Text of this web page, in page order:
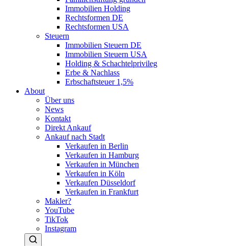
Immobilien Holding
Rechtsformen DE
Rechtsformen USA
Steuern
Immobilien Steuern DE
Immobilien Steuern USA
Holding & Schachtelprivileg
Erbe & Nachlass
Erbschaftsteuer 1,5%
About
Über uns
News
Kontakt
Direkt Ankauf
Ankauf nach Stadt
Verkaufen in Berlin
Verkaufen in Hamburg
Verkaufen in München
Verkaufen in Köln
Verkaufen Düsseldorf
Verkaufen in Frankfurt
Makler?
YouTube
TikTok
Instagram